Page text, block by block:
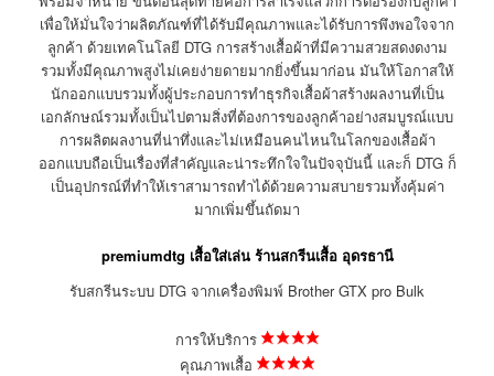
เพื่อให้มั่นใจว่าผลิตภัณฑ์ที่ได้รับมีคุณภาพและได้รับการพึงพอใจจาก
ลูกค้า ด้วยเทคโนโลยี DTG การสร้างเสื้อผ้าที่มีความสวยสดงดงาม
รวมทั้งมีคุณภาพสูงไม่เคยง่ายดายมากยิ่งขึ้นมาก่อน มันให้โอกาสให้
นักออกแบบรวมทั้งผู้ประกอบการทำธุรกิจเสื้อผ้าสร้างผลงานที่เป็น
เอกลักษณ์รวมทั้งเป็นไปตามสิ่งที่ต้องการของลูกค้าอย่างสมบูรณ์แบบ
การผลิตผลงานที่น่าทึ่งและไม่เหมือนคนไหนในโลกของเสื้อผ้า
ออกแบบถือเป็นเรื่องที่สำคัญและน่าระทึกใจในปัจจุบันนี้ และก็ DTG ก็
เป็นอุปกรณ์ที่ทำให้เราสามารถทำได้ด้วยความสบายรวมทั้งคุ้มค่า
มากเพิ่มขึ้นถัดมา
premiumdtg เสื้อใส่เล่น ร้านสกรีนเสื้อ อุดรธานี
รับสกรีนระบบ DTG จากเครื่องพิมพ์ Brother GTX pro Bulk
การให้บริการ
คุณภาพเสื้อ